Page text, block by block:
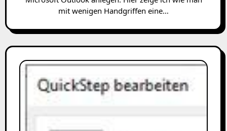
mit wenigen Handgriffen eine…